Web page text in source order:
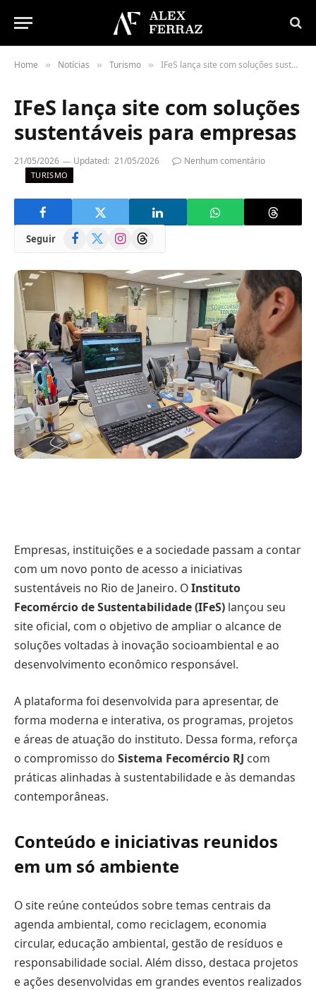
Home » Notícias » Turismo » IFeS lança site com soluções sustentáveis para empresas
IFeS lança site com soluções
sustentáveis para empresas
21/05/2026 Updated: 21/05/2026 Nenhum comentário
TURISMO
Seguir Facebook
(Twitter)
InstagramThreads
Empresas, instituições e a sociedade passam a contar
com um novo ponto de acesso a iniciativas
sustentáveis no Rio de Janeiro. OInstituto
Fecomércio de Sustentabilidade (IFeS) lançou seu
site oficial, com o objetivo de ampliar o alcance de
soluções voltadas à inovação socioambiental e ao
desenvolvimento econômico responsável.
A plataforma foi desenvolvida para apresentar, de
forma moderna e interativa, os programas, projetos
e áreas de atuação do instituto. Dessa forma, reforça
o compromisso do Sistema Fecomércio RJ com
práticas alinhadas à sustentabilidade e às demandas
contemporâneas.
Conteúdo e iniciativas reunidos
em um só ambiente
O site reúne conteúdos sobre temas centrais da
agenda ambiental, como reciclagem, economia
circular, educação ambiental, gestão de resíduos e
responsabilidade social. Além disso, destaca projetos
e ações desenvolvidas em grandes eventos realizados